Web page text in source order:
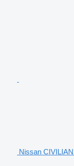
Nissan